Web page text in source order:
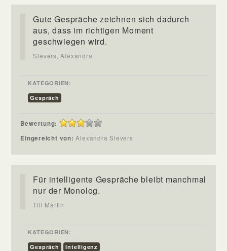
Gute Gespräche zeichnen sich dadurch
aus, dass im richtigen Moment
geschwiegen wird.
Sievers, Alexandra
KATEGORIEN:
Gespräch
Bewertung:
Eingereicht von:Alexandra Sievers
Für intelligente Gespräche bleibt manchmal
nur der Monolog.
Till Martin
KATEGORIEN:
Gespräch
Intelligenz